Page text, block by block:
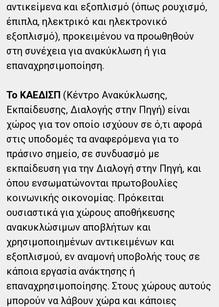
αντικείμενα και εξοπλισμό (όπως ρουχισμό,
έπιπλα, ηλεκτρικό και ηλεκτρονικό
εξοπλισμό), προκειμένου να προωθηθούν
στη συνέχεια για ανακύκλωση ή για
επαναχρησιμοποίηση.
Το ΚΑΕΔΙΣΠ (Κέντρο Ανακύκλωσης,
Εκπαίδευσης, Διαλογής στην Πηγή) είναι
χώρος για τον οποίο ισχύουν σε ό,τι αφορά
στις υποδομές τα αναφερόμενα για το
πράσινο σημείο, σε συνδυασμό με
εκπαίδευση για την Διαλογή στην Πηγή, και
όπου ενσωματώνονται πρωτοβουλίες
κοινωνικής οικονομίας. Πρόκειται
ουσιαστικά για χώρους αποθήκευσης
ανακυκλώσιμων αποβλήτων και
χρησιμοποιημένων αντικειμένων και
εξοπλισμού, εν αναμονή υποβολής τους σε
κάποια εργασία ανάκτησης ή
επαναχρησιμοποίησης. Στους χώρους αυτούς
μπορούν να λάβουν χώρα και κάποιες